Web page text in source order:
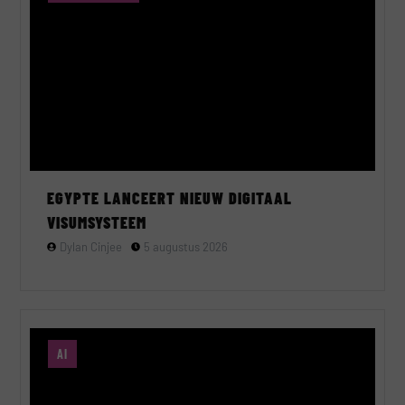
EGYPTE LANCEERT NIEUW DIGITAAL
VISUMSYSTEEM
Dylan Cinjee 5 augustus 2026
AI